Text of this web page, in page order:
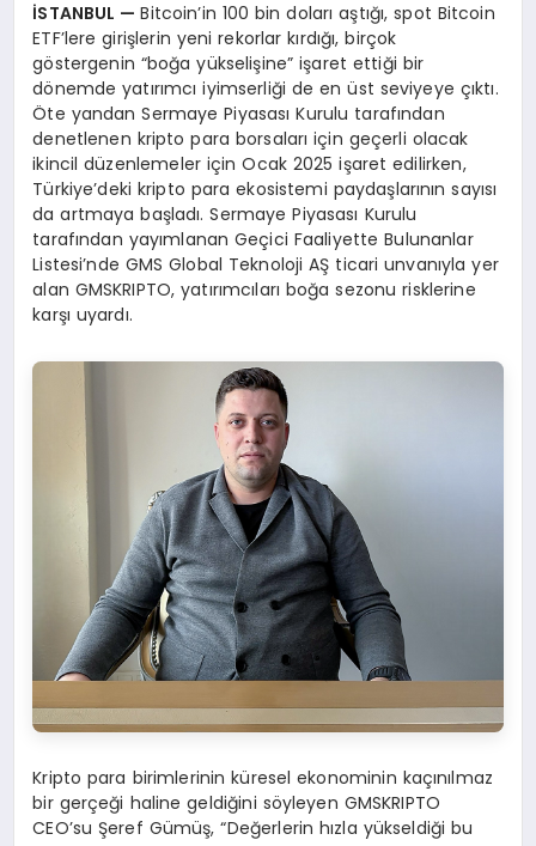
İSTANBUL —Bitcoin’in 100 bin doları aştığı, spot Bitcoin
ETF’lere girişlerin yeni rekorlar kırdığı, birçok
göstergenin “boğa yükselişine” işaret ettiği bir
dönemde yatırımcı iyimserliği de en üst seviyeye çıktı.
Öte yandan Sermaye Piyasası Kurulu tarafından
denetlenen kripto para borsaları için geçerli olacak
ikincil düzenlemeler için Ocak 2025 işaret edilirken,
Türkiye’deki kripto para ekosistemi paydaşlarının sayısı
da artmaya başladı. Sermaye Piyasası Kurulu
tarafından yayımlanan Geçici Faaliyette Bulunanlar
Listesi’nde GMS Global Teknoloji AŞ ticari unvanıyla yer
alan GMSKRIPTO, yatırımcıları boğa sezonu risklerine
karşı uyardı.
Kripto para birimlerinin küresel ekonominin kaçınılmaz
bir gerçeği haline geldiğini söyleyen GMSKRIPTO
CEO’su Şeref Gümüş, “Değerlerin hızla yükseldiği bu